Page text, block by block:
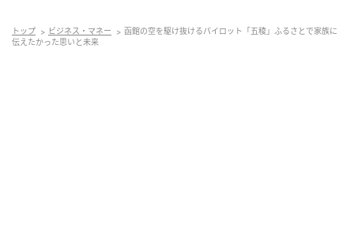
トップ ビジネス・マネー
函館の空を駆け抜けるパイロット「五稜」ふるさとで家族に
伝えたかった思いと未来